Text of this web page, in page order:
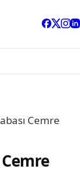
Cemre
Cemre